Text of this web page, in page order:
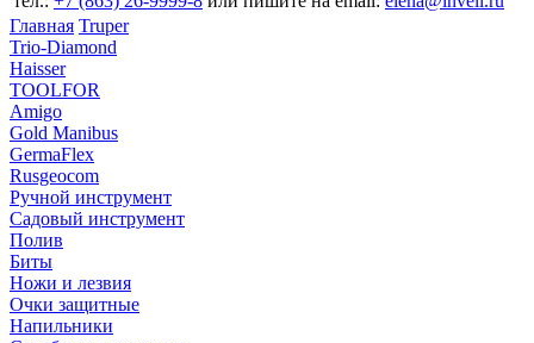
Главная Truper
Trio-Diamond
Haisser
TOOLFOR
Amigo
Gold Manibus
GermaFlex
Rusgeocom
Ручной инструмент
Садовый инструмент
Полив
Биты
Ножи и лезвия
Очки защитные
Напильники